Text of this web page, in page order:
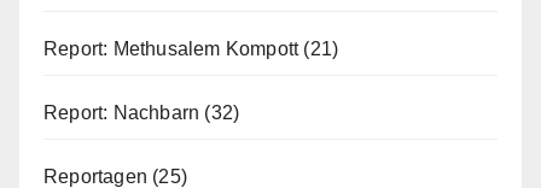
Report: Methusalem Kompott(21)
Report: Nachbarn (32)
Reportagen (25)